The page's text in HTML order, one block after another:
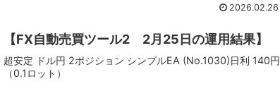
2026.02.26
【FX自動売買ツール2 2月25日の運用結果】
超安定 ドル円 2ポジション シンプルEA (No.1030)日利 140円
（0.1ロット）